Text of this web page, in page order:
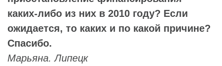
каких-либо из них в 2010 году? Если
ожидается, то каких и по какой причине?
Спасибо.
Марьяна. Липецк